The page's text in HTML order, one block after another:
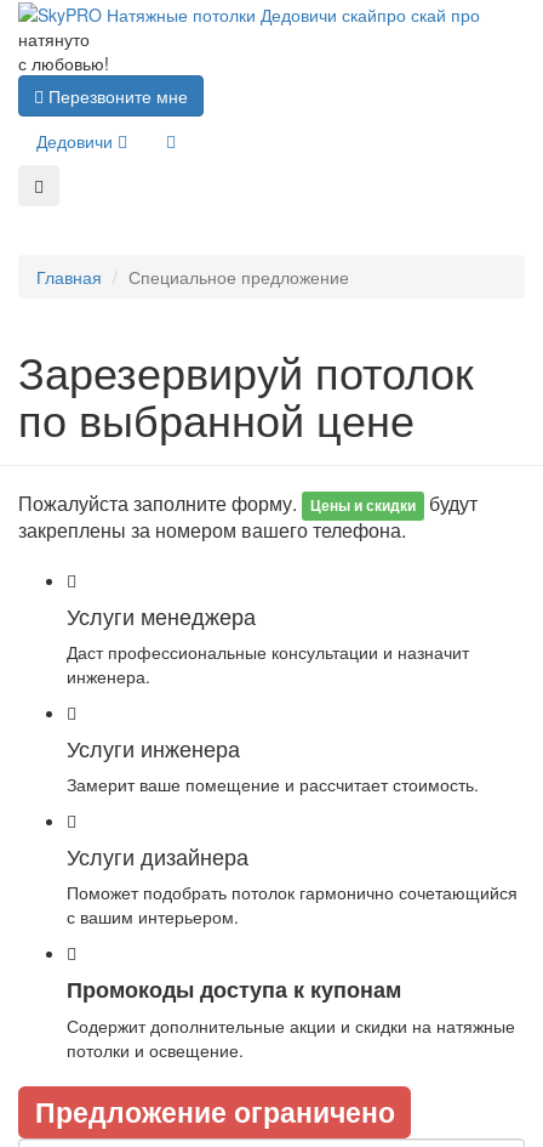
натянуто
с любовью!
Перезвоните мне
Дедовичи
Главная Специальное предложение
Зарезервируй потолок
по выбранной цене
Пожалуйста заполните форму. Цены и скидки
будут
закреплены за номером вашего телефона.
Услуги менеджера
Даст профессиональные консультации и назначит
инженера.
Услуги инженера
Замерит ваше помещение и рассчитает стоимость.
Услуги дизайнера
Поможет подобрать потолок гармонично сочетающийся
с вашим интерьером.
Промокоды доступа к купонам
Содержит дополнительные акции и скидки на натяжные
потолки и освещение.
Предложение ограничено